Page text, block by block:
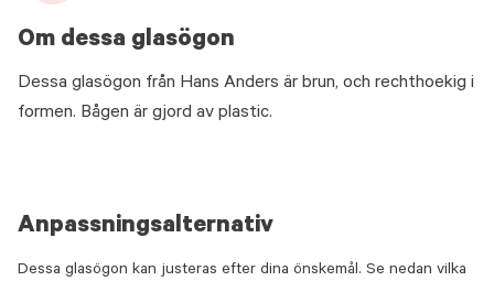
Om dessa glasögon
Dessa glasögon från Hans Anders är brun, och rechthoekig i
formen. Bågen är gjord av plastic.
Anpassningsalternativ
Dessa glasögon kan justeras efter dina önskemål. Se nedan vilka